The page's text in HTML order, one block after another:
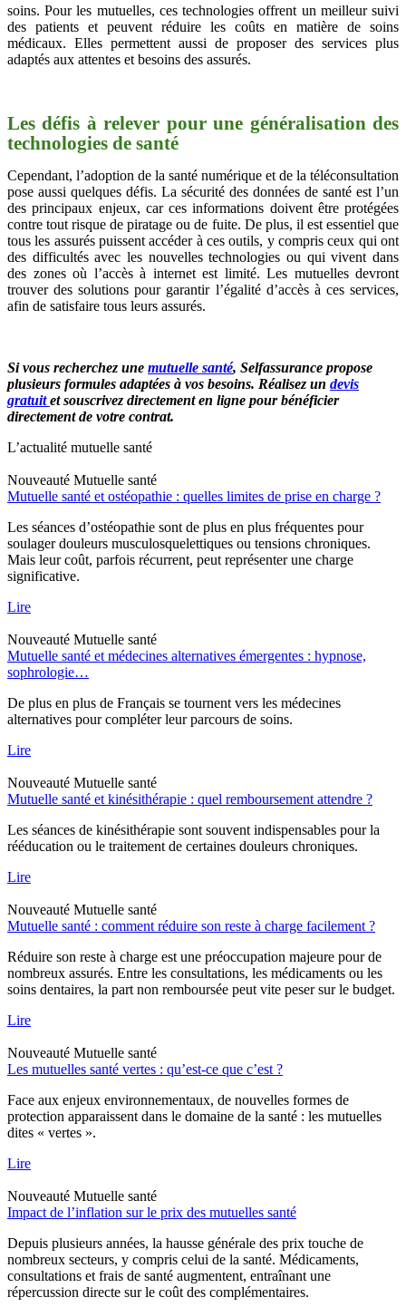
soins. Pour les mutuelles, ces technologies offrent un meilleur suivi
des patients et peuvent réduire les coûts en matière de soins
médicaux. Elles permettent aussi de proposer des services plus
adaptés aux attentes et besoins des assurés.
Les défis à relever pour une généralisation des
technologies de santé
Cependant, l’adoption de la santé numérique et de la téléconsultation
pose aussi quelques défis. La sécurité des données de santé est l’un
des principaux enjeux, car ces informations doivent être protégées
contre tout risque de piratage ou de fuite. De plus, il est essentiel que
tous les assurés puissent accéder à ces outils, y compris ceux qui ont
des difficultés avec les nouvelles technologies ou qui vivent dans
des zones où l’accès à internet est limité. Les mutuelles devront
trouver des solutions pour garantir l’égalité d’accès à ces services,
afin de satisfaire tous leurs assurés.
Si vous recherchez une mutuelle santé, Selfassurance propose
plusieurs formules adaptées à vos besoins. Réalisez un devis
gratuitet souscrivez directement en ligne pour bénéficier
directement de votre contrat.
L’actualité mutuelle santé
Nouveauté Mutuelle santé
Mutuelle santé et ostéopathie : quelles limites de prise en charge ?
Les séances d’ostéopathie sont de plus en plus fréquentes pour
soulager douleurs musculosquelettiques ou tensions chroniques.
Mais leur coût, parfois récurrent, peut représenter une charge
significative.
Lire
Nouveauté Mutuelle santé
Mutuelle santé et médecines alternatives émergentes : hypnose,
sophrologie…
De plus en plus de Français se tournent vers les médecines
alternatives pour compléter leur parcours de soins.
Lire
Nouveauté Mutuelle santé
Mutuelle santé et kinésithérapie : quel remboursement attendre ?
Les séances de kinésithérapie sont souvent indispensables pour la
rééducation ou le traitement de certaines douleurs chroniques.
Lire
Nouveauté Mutuelle santé
Mutuelle santé : comment réduire son reste à charge facilement ?
Réduire son reste à charge est une préoccupation majeure pour de
nombreux assurés. Entre les consultations, les médicaments ou les
soins dentaires, la part non remboursée peut vite peser sur le budget.
Lire
Nouveauté Mutuelle santé
Les mutuelles santé vertes : qu’est-ce que c’est ?
Face aux enjeux environnementaux, de nouvelles formes de
protection apparaissent dans le domaine de la santé : les mutuelles
dites « vertes ».
Lire
Nouveauté Mutuelle santé
Impact de l’inflation sur le prix des mutuelles santé
Depuis plusieurs années, la hausse générale des prix touche de
nombreux secteurs, y compris celui de la santé. Médicaments,
consultations et frais de santé augmentent, entraînant une
répercussion directe sur le coût des complémentaires.